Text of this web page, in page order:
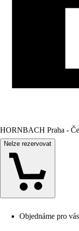
HORNBACH Praha -
Nelze rezervovat
Objednáme pro